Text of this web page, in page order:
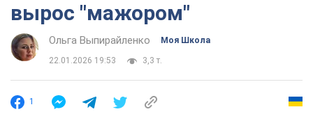
вырос "мажором"
Ольга Выпирайленко Моя Школа
22.01.2026 19:53 3,3 т.
1